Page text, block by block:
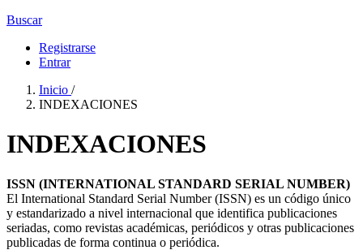
Buscar
Registrarse
Entrar
Inicio /
INDEXACIONES
INDEXACIONES
ISSN (INTERNATIONAL STANDARD SERIAL NUMBER)
El International Standard Serial Number (ISSN) es un código único
y estandarizado a nivel internacional que identifica publicaciones
seriadas, como revistas académicas, periódicos y otras publicaciones
publicadas de forma continua o periódica.